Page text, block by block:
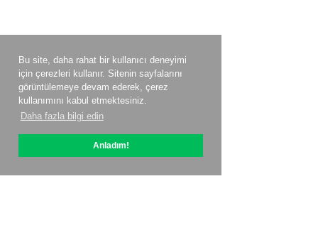
Bu site, daha rahat bir kullanıcı deneyimi
için çerezleri kullanır. Sitenin sayfalarını
görüntülemeye devam ederek, çerez
kullanımını kabul etmektesiniz.
Daha fazla bilgi edin
Anladım!